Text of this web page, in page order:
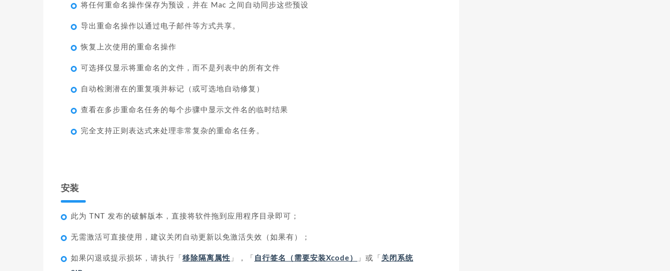
将任何重命名操作保存为预设，并在 Mac 之间自动同步这些预设
导出重命名操作以通过电子邮件等方式共享。
恢复上次使用的重命名操作
可选择仅显示将重命名的文件，而不是列表中的所有文件
自动检测潜在的重复项并标记（或可选地自动修复）
查看在多步重命名任务的每个步骤中显示文件名的临时结果
完全支持正则表达式来处理非常复杂的重命名任务。
安装
此为 TNT 发布的破解版本，直接将软件拖到应用程序目录即可；
无需激活可直接使用，建议关闭自动更新以免激活失效（如果有）；
如果闪退或提示损坏，请执行「 移除隔离属性 」，「 自行签名（需要安装Xcode） 」或「 关闭系统